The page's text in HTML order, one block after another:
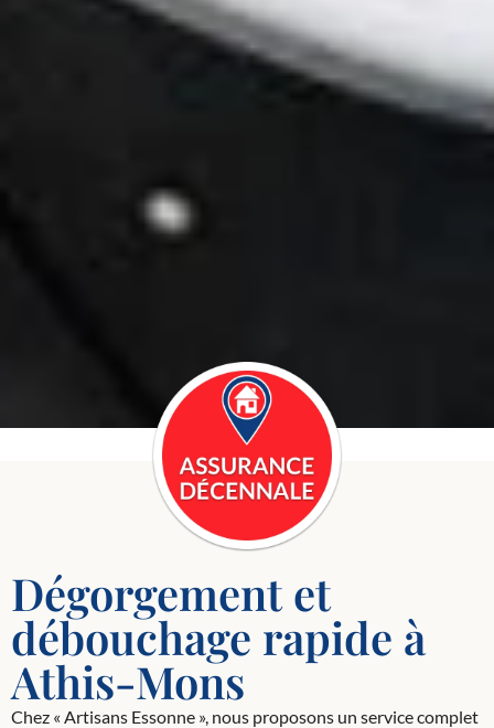
Dégorgement et
débouchage rapide à
Athis-Mons
Chez « Artisans Essonne », nous proposons un service complet